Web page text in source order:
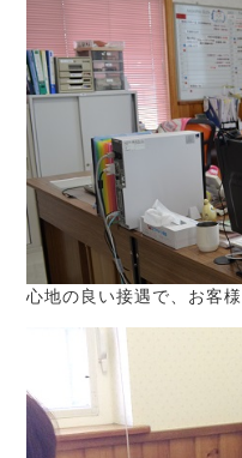
心地の良い接遇で、お客